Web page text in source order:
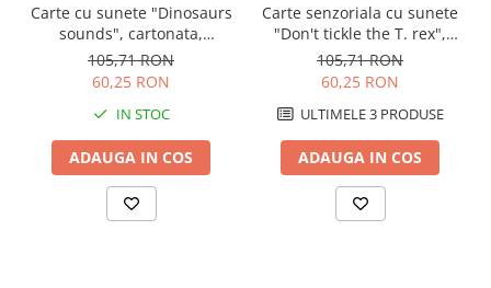
Carte cu sunete "Dinosaurs
sounds", cartonata,
Usborne
105,71 RON
60,25 RON
IN STOC
ADAUGA IN COS
Carte senzoriala cu sunete
"Don't tickle the T. rex",
cartonata, cu texturi,
Usborne
105,71 RON
60,25 RON
ULTIMELE 3 PRODUSE
ADAUGA IN COS